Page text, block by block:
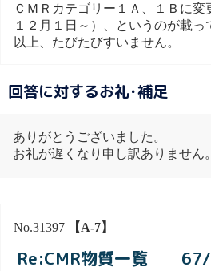
ＣＭＲカテゴリー１Ａ、１Ｂに
１２月１日～）、というのが載っ
以上、たびたびすいません。
回答に対するお礼･補足
ありがとうございました。
お礼が遅くなり申し訳ありません。
No.31397 【A-7】
Re:CMR物質一覧 67/